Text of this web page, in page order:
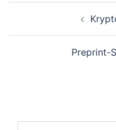
Navigation
Preprint-